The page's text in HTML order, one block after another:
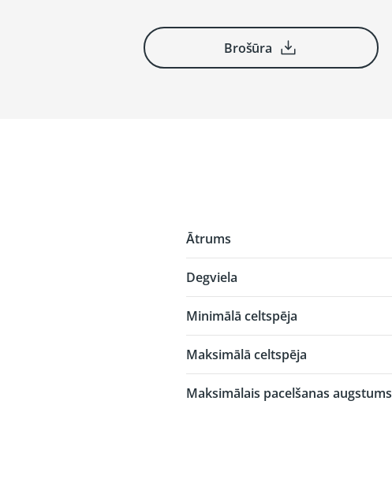
Brošūra
Ātrums
Degviela
Minimālā celtspēja
Maksimālā celtspēja
Maksimālais pacelšanas augstums